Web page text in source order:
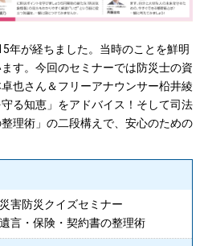
年が経ちました。当時のことを鮮明
す。今回のセミナーでは防災士の資
也さん＆フリーアナウンサー柗井綾
る知恵」をアドバイス！そして司法
理術」の二段構えで、安心のための
害防災クイズセミナー
言・保険・契約書の整理術